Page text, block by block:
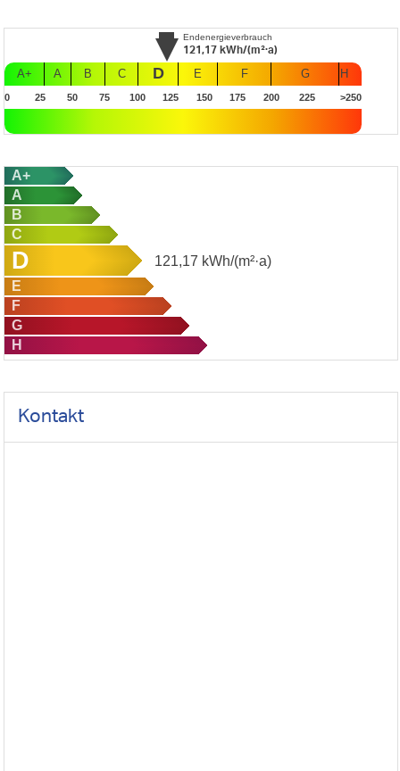
Endenergieverbrauch
121,17 kWh/(m²·a)
A+ A B C D E F G H
0 25 50 75 100 125 150 175 200 225 >250
A+
A
B
C
D 121,17 kWh/(m²·a)
E
F
G
H
Kontakt